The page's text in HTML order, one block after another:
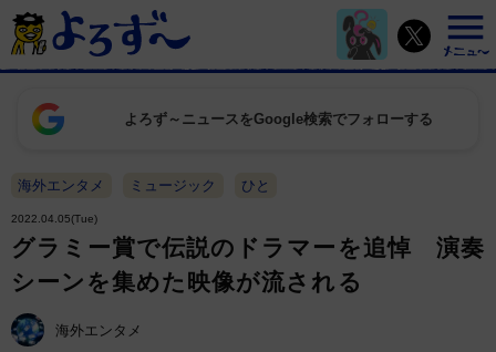
よろず～ニュースをGoogle検索でフォローする
海外エンタメ ミュージック ひと
2022.04.05(Tue)
グラミー賞で伝説のドラマーを追悼 演奏
シーンを集めた映像が流される
海外エンタメ